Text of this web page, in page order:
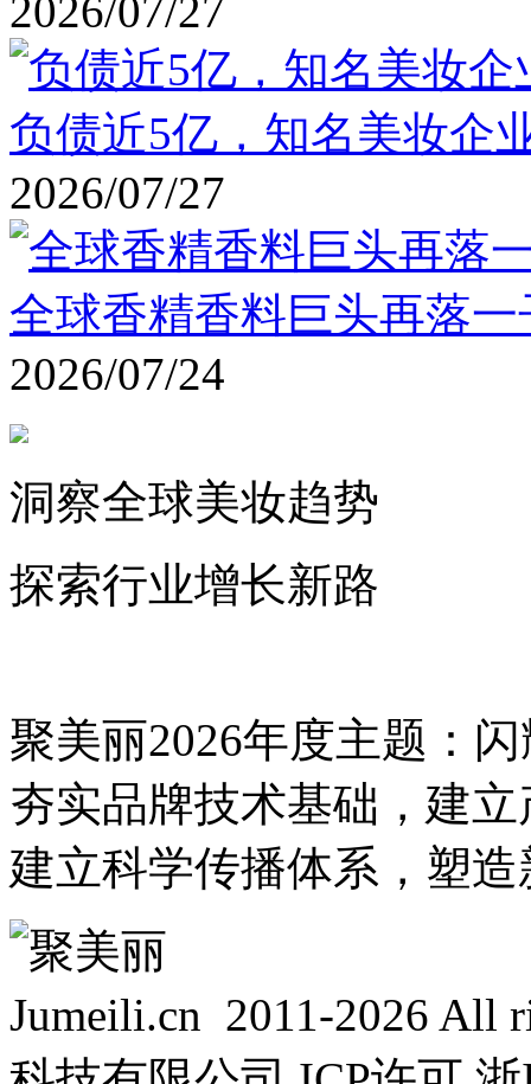
2026/07/27
负债近5亿，知名美妆企
2026/07/27
全球香精香料巨头再落一
2026/07/24
洞察全球美妆趋势
探索行业增长新路
聚美丽2026年度主题：
夯实品牌技术基础，建
建立科学传播体系，塑
Jumeili.cn 2011-2026 All